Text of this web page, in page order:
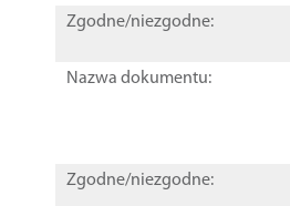
Zgodne/niezgodne:
Nazwa dokumentu:
Zgodne/niezgodne: